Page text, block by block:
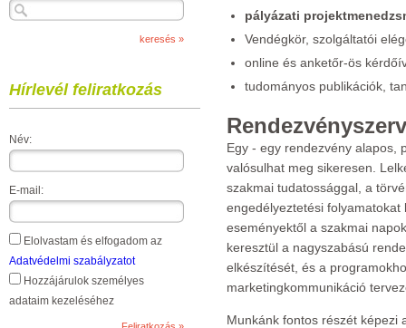
Hírlevél feliratkozás
Név:
E-mail:
Elolvastam és elfogadom az
Adatvédelmi szabályzatot
Hozzájárulok személyes
adataim kezeléséhez
pályázati
Vendégkör, szolgáltatói
online és anketőr-ös
tudományos publikációk,
Egy - egy rendezvény alapos,
valósulhat meg sikeresen.
szakmai tudatossággal, a
engedélyeztetési
eseményektől a szakmai
keresztül a nagyszabású
elkészítését, és a
marketingkommunikáció
Munkánk fontos részét képezi